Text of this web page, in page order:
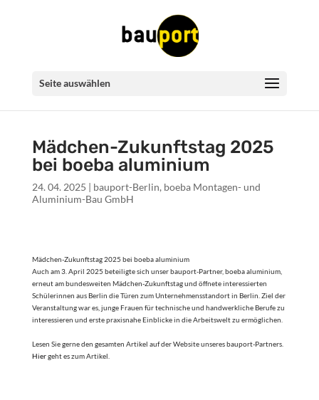
Seite auswählen
Mädchen-Zukunftstag 2025
bei boeba aluminium
24. 04. 2025 | bauport-Berlin, boeba Montagen- und
Aluminium-Bau GmbH
Mädchen-Zukunftstag 2025 bei boeba aluminium
Auch am 3. April 2025 beteiligte sich unser bauport-Partner, boeba aluminium,
erneut am bundesweiten Mädchen-Zukunftstag und öffnete interessierten
Schülerinnen aus Berlin die Türen zum Unternehmensstandort in Berlin. Ziel der
Veranstaltung war es, junge Frauen für technische und handwerkliche Berufe zu
interessieren und erste praxisnahe Einblicke in die Arbeitswelt zu ermöglichen.
Lesen Sie gerne den gesamten Artikel auf der Website unseres bauport-Partners.
Hiergeht es zum Artikel.